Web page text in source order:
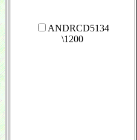
ANDRCD5134
\1200